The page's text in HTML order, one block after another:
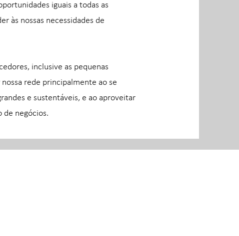
iguais a todas as
às nossas necessidades de
inclusive as pequenas
rede principalmente ao se
e sustentáveis, e ao aproveitar
de negócios.